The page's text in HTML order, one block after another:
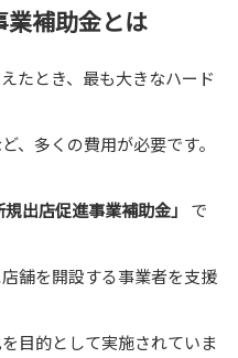
補助金とは
たとき、最も大きなハード
、多くの費用が必要です。
規出店促進事業補助金」
で
舗を開設する事業者を支援
目的として実施されていま